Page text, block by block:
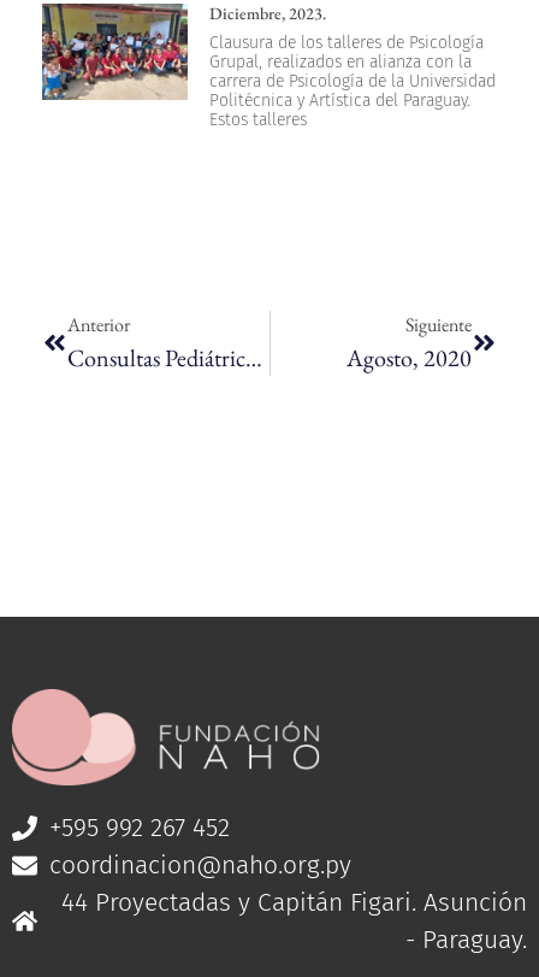
Diciembre, 2023.
Clausura de los talleres de Psicología
Grupal, realizados en alianza con la
carrera de Psicología de la Universidad
Politécnica y Artística del Paraguay.
Estos talleres
Anterior
Consultas Pediátricas Por El Mes De Los Niños Y Niñas.
Siguiente
Agosto, 2020
+595 992 267 452
coordinacion@naho.org.py
44 Proyectadas y Capitán Figari. Asunción
- Paraguay.